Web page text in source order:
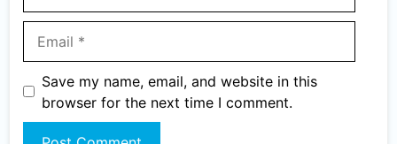
Save my name, email, and website in this
browser for the next time I comment.